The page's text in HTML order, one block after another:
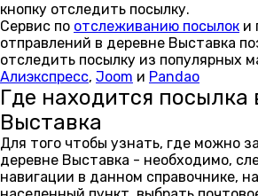
кнопку отследить посылку.
Сервис по отслеживанию посылок и
отправлений в деревне Выставка
отследить посылку из популярных
Алиэкспресс, Joom и Pandao
Где находится посылка
Выставка
Для того чтобы узнать, где можно
деревне Выставка - необходимо,
навигации в данном справочнике,